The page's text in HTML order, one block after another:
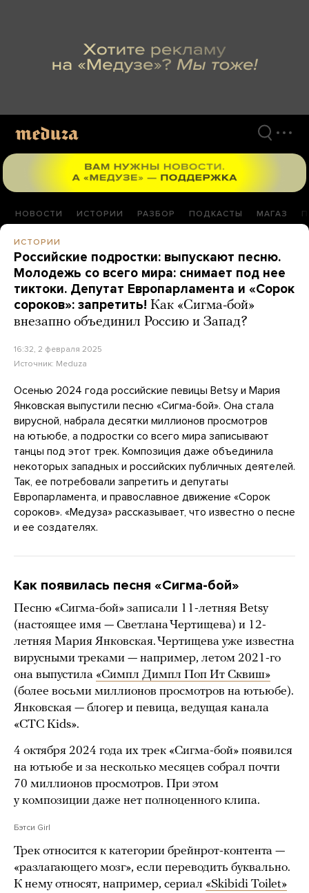
НОВОСТИ ИСТОРИИ РАЗБОР ПОДКАСТЫ МАГАЗ
ИСТОРИИ
Российские подростки: выпускают песню.
Молодежь со всего мира: снимает под нее
тиктоки. Депутат Европарламента и «Сорок
сороков»: запретить! Как «Сигма-бой»
внезапно объединил Россию и Запад?
16:32, 2 февраля 2025
Источник: Meduza
Осенью 2024 года российские певицы Betsy и Мария
Янковская выпустили песню «Сигма-бой». Она стала
вирусной, набрала десятки миллионов просмотров
на ютьюбе, а подростки со всего мира записывают
танцы под этот трек. Композиция даже объединила
некоторых западных и российских публичных деятелей.
Так, ее потребовали запретить и депутаты
Европарламента, и православное движение «Сорок
сороков». «Медуза» рассказывает, что известно о песне
и ее создателях.
Как появилась песня «Сигма-бой»
Песню «Сигма-бой» записали 11-летняя Betsy
(настоящее имя — Светлана Чертищева) и 12-
летняя Мария Янковская. Чертищева уже известна
вирусными треками — например, летом 2021-го
она выпустила «Симпл Димпл Поп Ит Сквиш»
(более восьми миллионов просмотров на ютьюбе).
Янковская — блогер и певица, ведущая канала
«СТС Kids».
4 октября 2024 года их трек «Сигма-бой» появился
на ютьюбе и за несколько месяцев собрал почти
70 миллионов просмотров. При этом
у композиции даже нет полноценного клипа.
Бэтси Girl
Трек относится к категории брейнрот-контента —
«разлагающего мозг», если переводить буквально.
К нему относят, например, сериал «Skibidi Toilet»